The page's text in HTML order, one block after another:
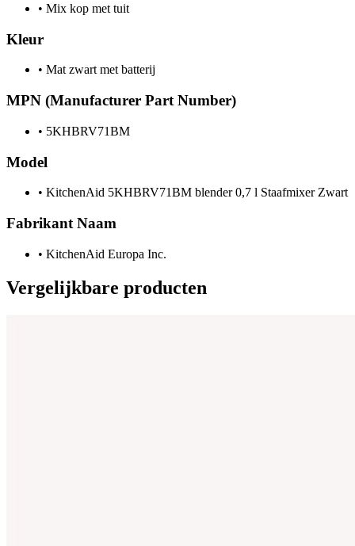
• Mix kop met tuit
Kleur
• Mat zwart met batterij
MPN (Manufacturer Part Number)
• 5KHBRV71BM
Model
• KitchenAid 5KHBRV71BM blender 0,7 l Staafmixer Zwart
Fabrikant Naam
• KitchenAid Europa Inc.
Vergelijkbare producten